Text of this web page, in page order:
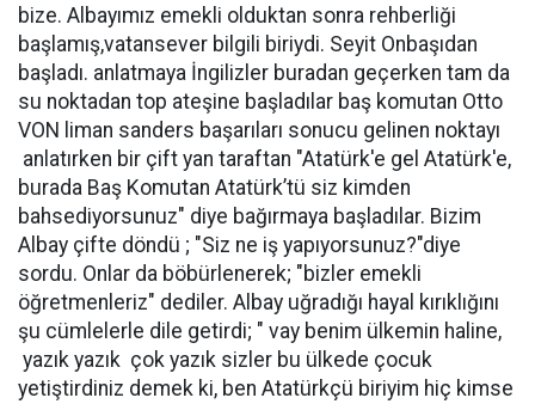
bize. Albayımız emekli olduktan sonra rehberliği
başlamış,vatansever bilgili biriydi. Seyit Onbaşıdan
başladı. anlatmaya İngilizler buradan geçerken tam da
su noktadan top ateşine başladılar baş komutan Otto
VON liman sanders başarıları sonucu gelinen noktayı
anlatırken bir çift yan taraftan "Atatürk'e gel Atatürk'e,
burada Baş Komutan Atatürk’tü siz kimden
bahsediyorsunuz" diye bağırmaya başladılar. Bizim
Albay çifte döndü ; "Siz ne iş yapıyorsunuz?"diye
sordu. Onlar da böbürlenerek; "bizler emekli
öğretmenleriz" dediler. Albay uğradığı hayal kırıklığını
şu cümlelerle dile getirdi; " vay benim ülkemin haline,
yazık yazık çok yazık sizler bu ülkede çocuk
yetiştirdiniz demek ki, ben Atatürkçü biriyim hiç kimse